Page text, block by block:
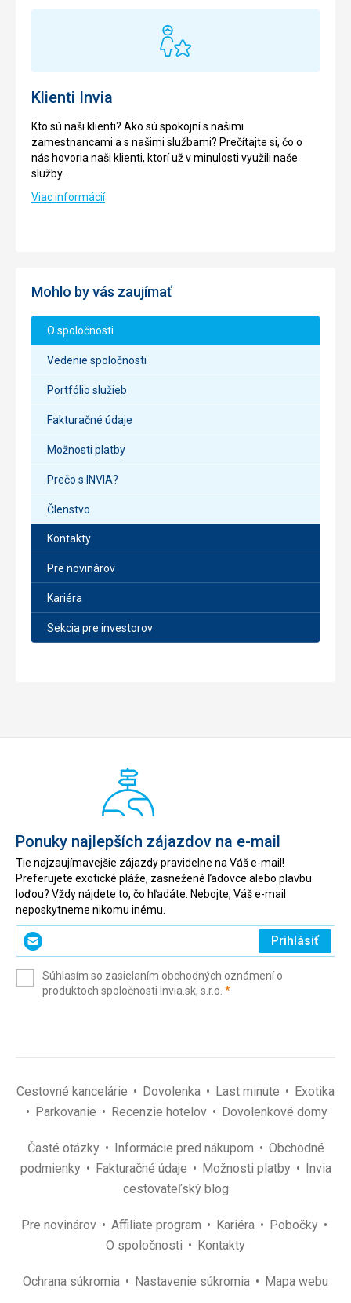
Klienti Invia
Kto sú naši klienti? Ako sú spokojní s našimi
zamestnancami a s našimi službami? Prečítajte si, čo o
nás hovoria naši klienti, ktorí už v minulosti využili naše
služby.
Viac informácií
Mohlo by vás zaujímať
O spoločnosti
Vedenie spoločnosti
Portfólio služieb
Fakturačné údaje
Možnosti platby
Prečo s INVIA?
Členstvo
Kontakty
Pre novinárov
Kariéra
Sekcia pre investorov
Ponuky najlepších zájazdov na e-mail
Tie najzaujímavejšie zájazdy pravidelne na Váš e-mail!
Preferujete exotické pláže, zasnežené ľadovce alebo plavbu
loďou? Vždy nájdete to, čo hľadáte. Nebojte, Váš e-mail
neposkytneme nikomu inému.
Zadajte
svoj
(povinné)
Prihlásiť
Súhlasím so zasielaním obchodných oznámení o
produktoch spoločnosti Invia.sk, s.r.o. *(povinné)
Cestovné kancelárie Dovolenka Last minute
Exotika
Parkovanie
Recenzie hotelov Dovolenkové domy
Časté otázky Informácie pred nákupom
Obchodné
podmienky
Fakturačné údaje Možnosti platby
Invia
cestovateľský blog
Pre novinárov Affiliate program Kariéra
Pobočky
O spoločnosti
Kontakty
Ochrana súkromia Nastavenie súkromia Mapa webu